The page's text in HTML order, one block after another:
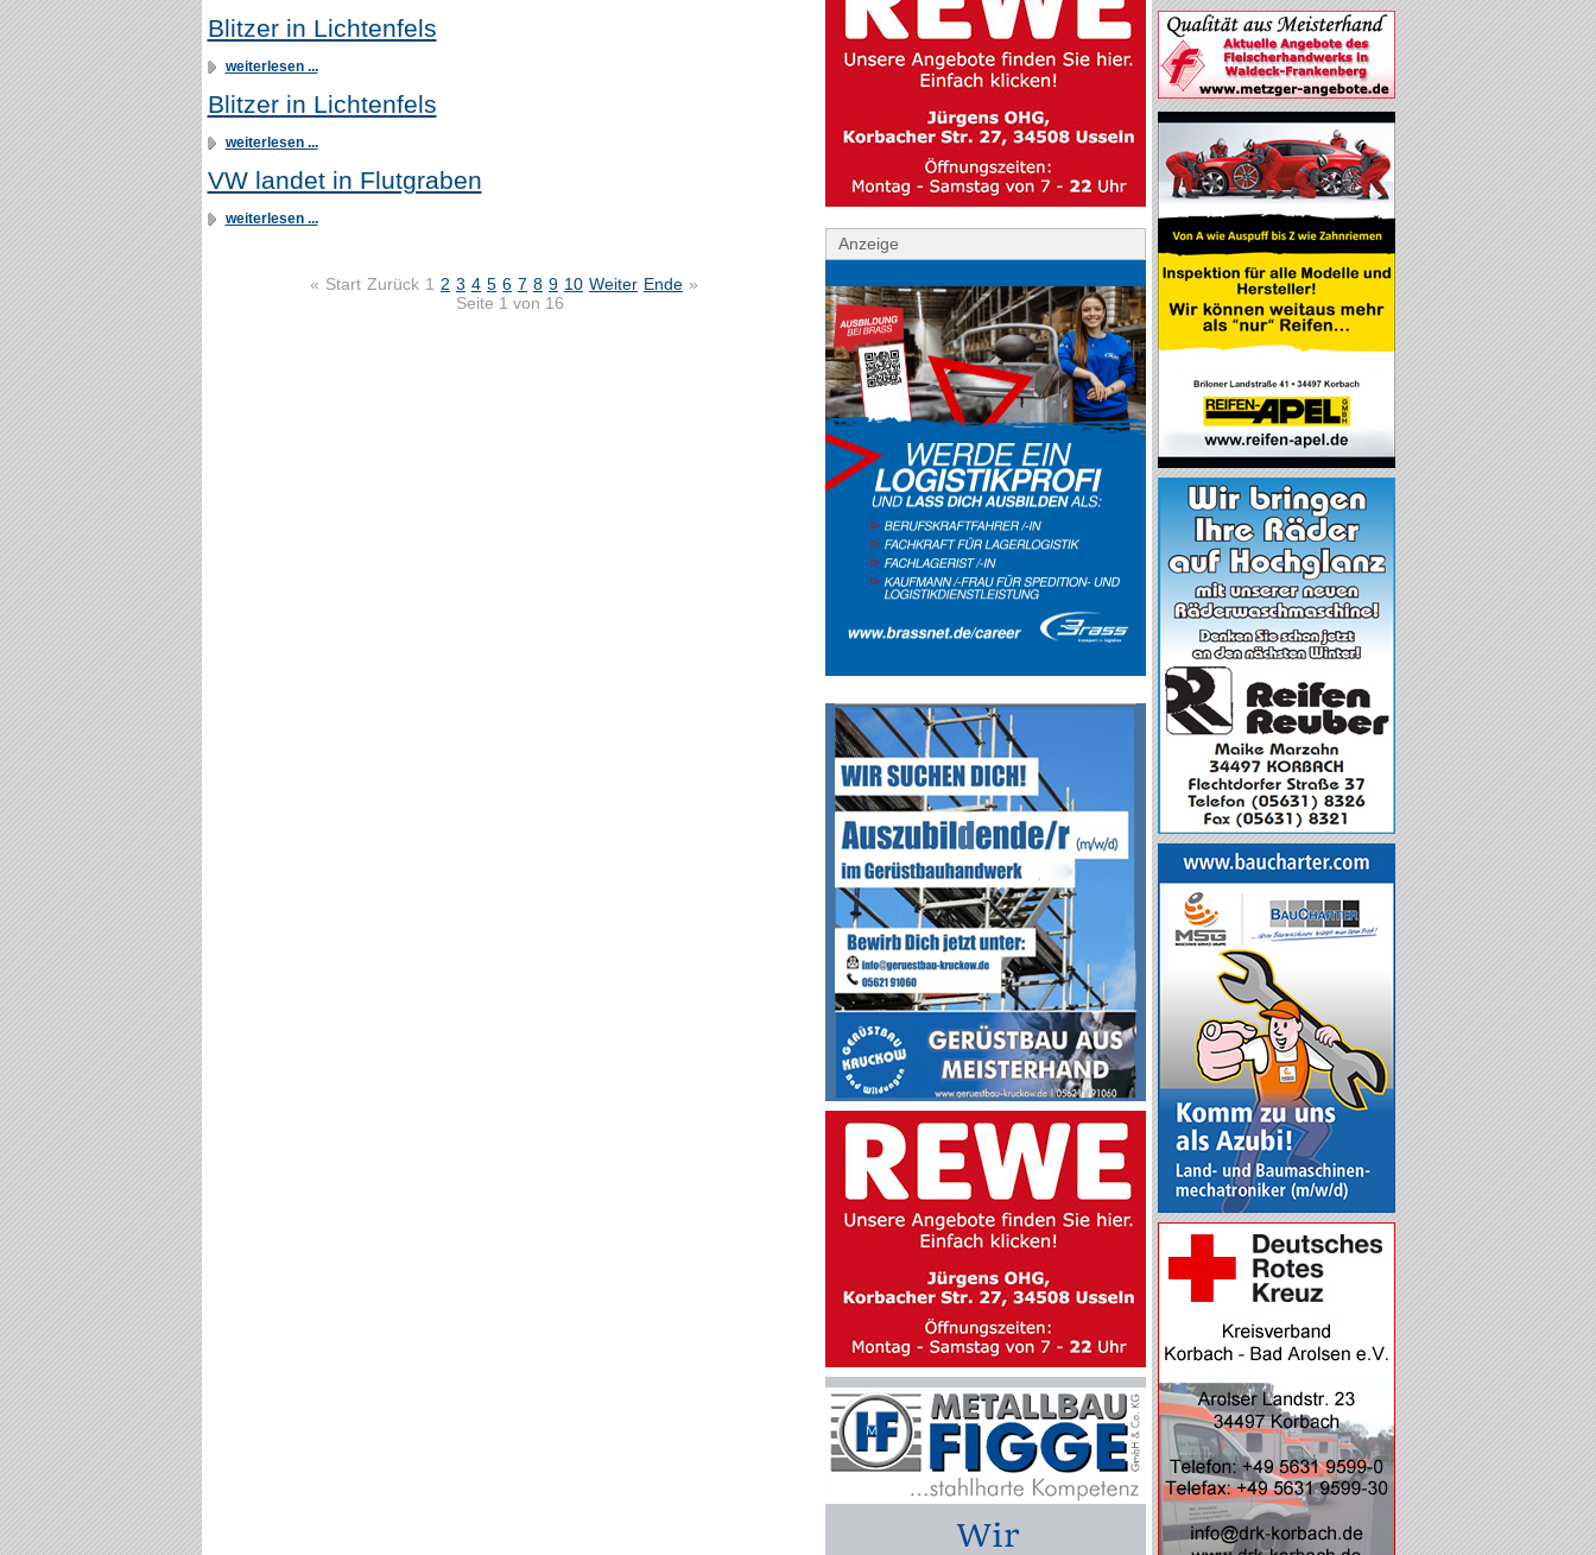
Blitzer in Lichtenfels
weiterlesen ...
Blitzer in Lichtenfels
weiterlesen ...
VW landet in Flutgraben
weiterlesen ...
« Start Zurück 1 2 3 4 5 6 7 8 9 10 Weiter Ende »
Seite 1 von 16
Anzeige